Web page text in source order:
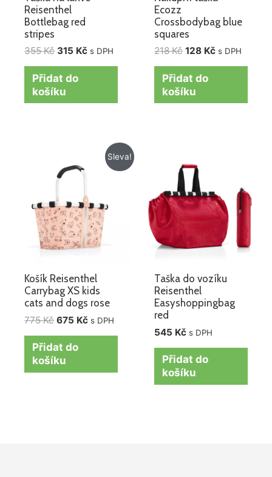
Reisenthel
Bottlebag red
stripes
355Kč 315 Kč s DPH
Přidat do
košíku
Ecozz
Crossbodybag blue
squares
218Kč 128 Kč s DPH
Přidat do
košíku
Sleva!
Košík Reisenthel
Carrybag XS kids
cats and dogs rose
775Kč
cena
byla:
675 Kč
Aktuální
cena
s DPH
Přidat do
košíku
Taška do vozíku
Reisenthel
Easyshoppingbag
red
545 Kč s DPH
Přidat do
košíku